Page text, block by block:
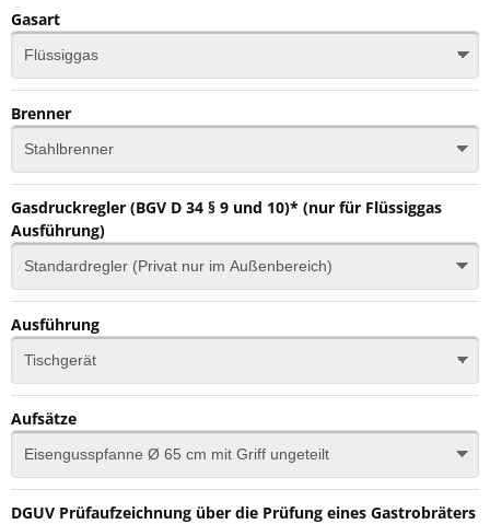
Gasart
Brenner
Gasdruckregler (BGV D 34 § 9 und 10)* (nur für Flüssiggas
Ausführung)
Ausführung
Aufsätze
DGUV Prüfaufzeichnung über die Prüfung eines Gastrobräters